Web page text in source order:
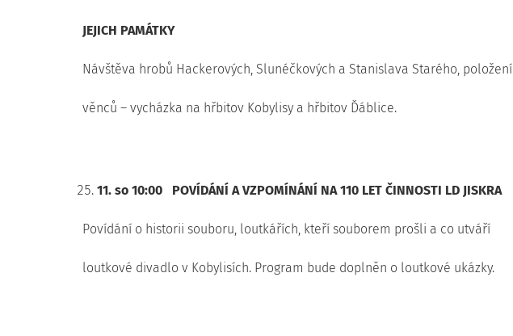
JEJICH PAMÁTKY
Návštěva hrobů Hackerových, Slunéčkových a Stanislava Starého, položení
věnců – vycházka na hřbitov Kobylisy a hřbitov Ďáblice.
11. so 10:00 POVÍDÁNÍ A VZPOMÍNÁNÍ NA 110 LET ČINNOSTI LD JISKRA
Povídání o historii souboru, loutkářích, kteří souborem prošli a co utváří
loutkové divadlo v Kobylisích. Program bude doplněn o loutkové ukázky.